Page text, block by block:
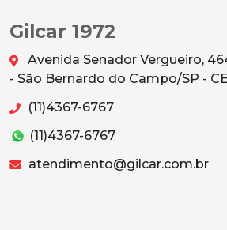
Gilcar 1972
Avenida Senador Vergueiro,
- São Bernardo do Campo/SP -
(11)4367-6767
(11)4367-6767
atendimento@gilcar.com.br